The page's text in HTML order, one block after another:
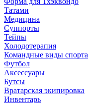
Татами
Медицина
Суппорты
Тейпы
Холодотерапия
Командные виды спорта
Футбол
Аксессуары
Бутсы
Вратарская экипировка
Инвентарь